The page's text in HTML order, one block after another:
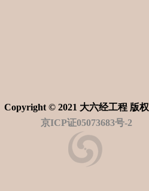
Copyright © 2021 大六经工程 版
京ICP证05073683号-2